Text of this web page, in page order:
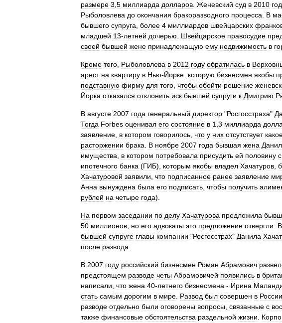
размере 3 5 миллиарда долларов Женевский суд в 2010
Рыболовлева до окончания бракоразводного процесса В
бывшего супруга более 4 миллиардов швейцарских
младшей 13-летней дочерью Швейцарское правосудие
своей бывшей жене принадлежащую ему недвижимость в
Кроме того Рыболовлева в 2012 году обратилась в
арест на квартиру в Нью-Йорке которую бизнесмен якобы
подставную фирму для того чтобы обойти решение
Йорка отказался отклонить иск бывшей супруги к Дмитрию
В августе 2007 года генеральный директор "Росгосстраха"
Тогда Forbes оценивал его состояние в 1 3 миллиарда
заявление в котором говорилось что у них отсутствует
расторжении брака В ноябре 2007 года бывшая жена
имущества
в котором потребовала присудить ей половину
ипотечного банка (ГИБ), которым якобы владел Хачатуров
Хачатуровой заявили что подписанное ранее заявление
Анна вынуждена была его подписать чтобы получить
рублей на четыре года).
На первом заседании по делу Хачатурова предложила
50 миллионов но его адвокаты это предложение отвергли В
бывшей супруге главы компании "Росгосстрах" Данила
после развода
В 2007 году российский бизнесмен Роман Абрамович
предстоящем разводе четы Абрамовичей появились в
написали что жена 40-летнего бизнесмена - Ирина
стать самым дорогим в мире Развод был совершен в России
разводе отдельно были оговорены вопросы связанные с
также финансовые обстоятельства раздельной жизни